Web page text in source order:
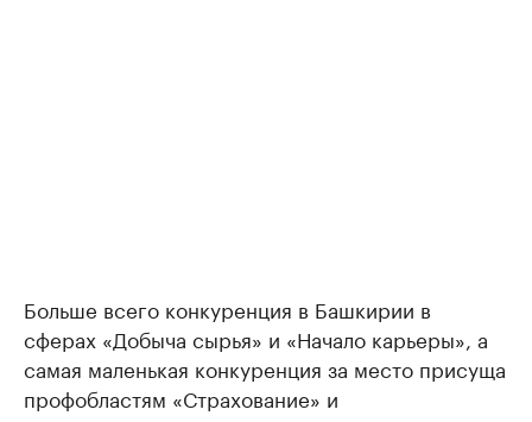
Больше всего конкуренция в Башкирии в
сферах «Добыча сырья» и «Начало карьеры», а
самая маленькая конкуренция за место присуща
профобластям «Страхование» и